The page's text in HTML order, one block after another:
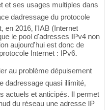
et ses usages multiples dans
dadressage du protocole
en 2016, l'IAB (Internet
le pool d'adresses IPv4 non
aujourd'hui est donc de
Internet : IPv6.
au problème dépuisement
quasi illimité,
actuels et anticipés. Il permet
du réseau une adresse IP